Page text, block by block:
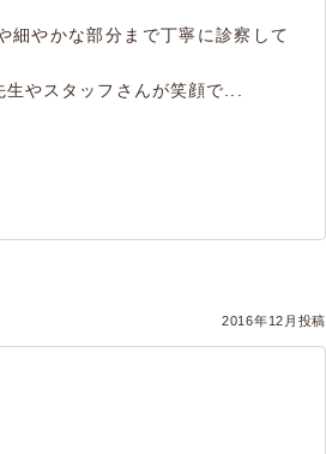
細やかな部分まで丁寧に診察して
やスタッフさんが笑顔で...
2016年12月投稿